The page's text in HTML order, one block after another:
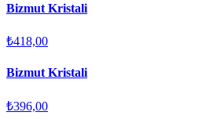
Bizmut Kristali
₺418,00
Bizmut Kristali
₺396,00